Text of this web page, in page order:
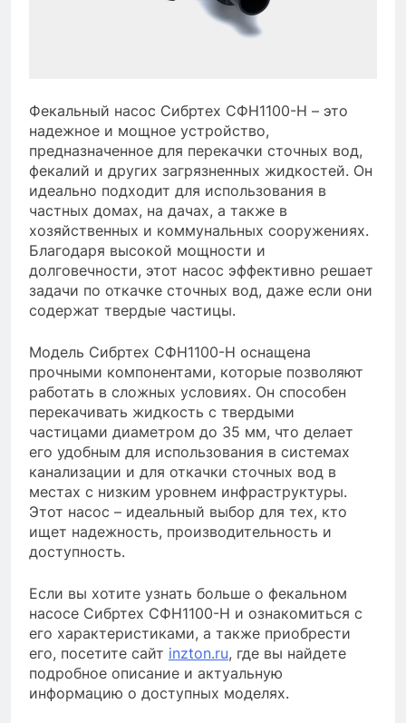
Фекальный насос Сибртех СФН1100-Н – это
надежное и мощное устройство,
предназначенное для перекачки сточных вод,
фекалий и других загрязненных жидкостей. Он
идеально подходит для использования в
частных домах, на дачах, а также в
хозяйственных и коммунальных сооружениях.
Благодаря высокой мощности и
долговечности, этот насос эффективно решает
задачи по откачке сточных вод, даже если они
содержат твердые частицы.
Модель Сибртех СФН1100-Н оснащена
прочными компонентами, которые позволяют
работать в сложных условиях. Он способен
перекачивать жидкость с твердыми
частицами диаметром до 35 мм, что делает
его удобным для использования в системах
канализации и для откачки сточных вод в
местах с низким уровнем инфраструктуры.
Этот насос – идеальный выбор для тех, кто
ищет надежность, производительность и
доступность.
Если вы хотите узнать больше о фекальном
насосе Сибртех СФН1100-Н и ознакомиться с
его характеристиками, а также приобрести
его, посетите сайт inzton.ru, где вы найдете
подробное описание и актуальную
информацию о доступных моделях.